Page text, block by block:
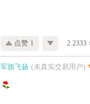
点赞 1 2.2333
军旗飞扬 (未真实交易用户)